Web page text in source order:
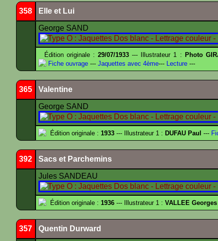
358 Elle et Lui
George SAND
Édition originale :29/07/1933 --- Illustrateur 1 : Photo
Fiche ouvrage --- Jaquettes avec 4ème--- Lecture ---
365 Valentine
George SAND
Édition originale : 1933 --- Illustrateur 1 : DUFAU Paul ---
392 Sacs et Parchemins
Jules SANDEAU
Édition originale : 1936 --- Illustrateur 1 : VALLEE Georges
357 Quentin Durward